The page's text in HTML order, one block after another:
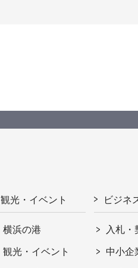
観光・イベント
横浜の港
観光・イベント
ビジネ
入札・
中小企